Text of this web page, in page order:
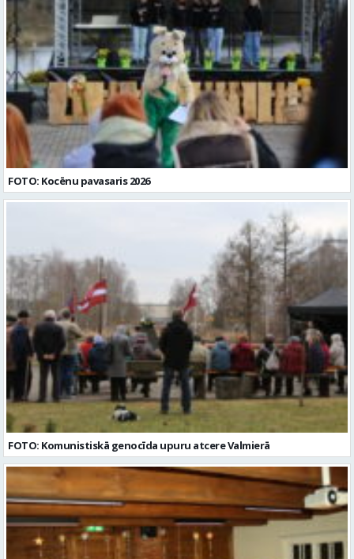
FOTO: Kocēnu pavasaris 2026
FOTO: Komunistiskā genocīda upuru atcere Valmierā